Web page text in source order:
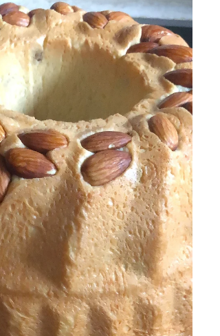
Après ma recette du kougelhopf sucré et
celui salé au lard, oignons et noix, je vous
propose de découvrir ma recette de
Kougelhopf salé, truite fumé, choucroute
et noix. Il se déguste à l’apéritif, en
famille ou entre ami(e)s, accompagné
d’un verre de blanc. Pour vous, c’est quoi
qui qui représente le plus l’Alsace ? Pour
moi, ces divers cépages, la bière, les
Bretzels, la choucroute et le kouglof.
C’est à partir des deux derniers, que j’ai
eu l’idée de faire un Kouglof à la